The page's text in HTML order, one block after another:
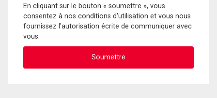
En cliquant sur le bouton « soumettre », vous
consentez à nos conditions d'utilisation et vous nous
fournissez l'autorisation écrite de communiquer avec
vous.